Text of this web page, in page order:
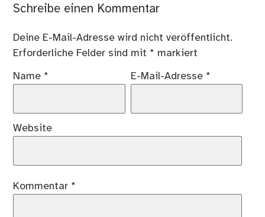
Schreibe einen Kommentar
Deine E-Mail-Adresse wird nicht veröffentlicht.
Erforderliche Felder sind mit * markiert
Name * E-Mail-Adresse *
Website
Kommentar *